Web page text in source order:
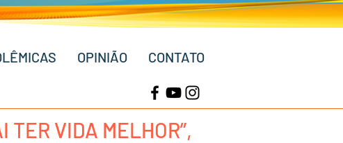
OPINIÃO CONTATO
TER VIDA MELHOR”,